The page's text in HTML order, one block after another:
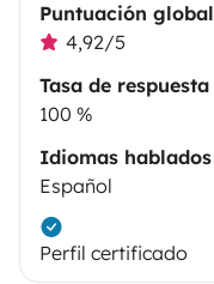
Puntuación global
4,92/5
Tasa de respuesta
100 %
Idiomas hablados
Español
Perfil certificado